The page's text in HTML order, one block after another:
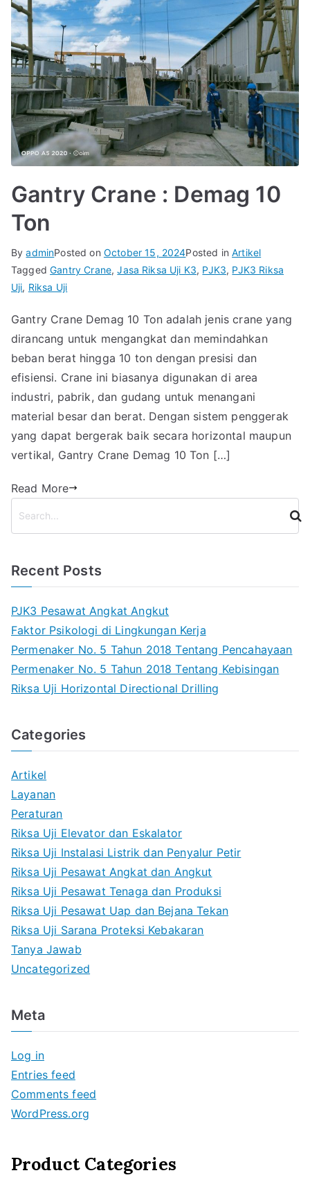
Gantry Crane : Demag 10
Ton
ByadminPosted on October 15, 2024Posted inArtikel
TaggedGantry Crane,Jasa Riksa Uji K3, PJK3, PJK3 Riksa
Uji, Riksa Uji
Gantry Crane Demag 10 Ton adalah jenis crane yang
dirancang untuk mengangkat dan memindahkan
beban berat hingga 10 ton dengan presisi dan
efisiensi. Crane ini biasanya digunakan di area
industri, pabrik, dan gudang untuk menangani
material besar dan berat. Dengan sistem penggerak
yang dapat bergerak baik secara horizontal maupun
vertikal, Gantry Crane Demag 10 Ton […]
Read More
c
Recent Posts
PJK3 Pesawat Angkat Angkut
Faktor Psikologi di Lingkungan Kerja
Permenaker No. 5 Tahun 2018 Tentang Pencahayaan
Permenaker No. 5 Tahun 2018 Tentang Kebisingan
Riksa Uji Horizontal Directional Drilling
Categories
Artikel
Layanan
Peraturan
Riksa Uji Elevator dan Eskalator
Riksa Uji Instalasi Listrik dan Penyalur Petir
Riksa Uji Pesawat Angkat dan Angkut
Riksa Uji Pesawat Tenaga dan Produksi
Riksa Uji Pesawat Uap dan Bejana Tekan
Riksa Uji Sarana Proteksi Kebakaran
Tanya Jawab
Uncategorized
Meta
Log in
Entries feed
Comments feed
WordPress.org
Product Categories